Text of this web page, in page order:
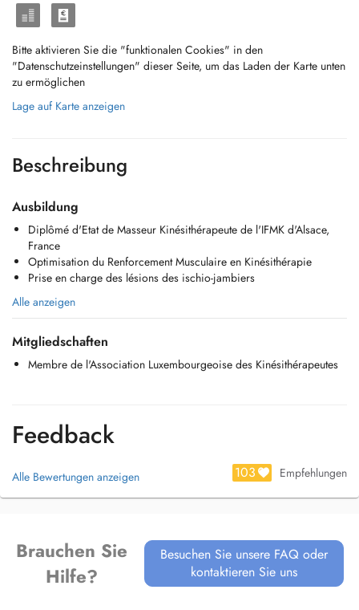
Bitte aktivieren Sie die "funktionalen Cookies" in den
"Datenschutzeinstellungen" dieser Seite, um das Laden der Karte unten
zu ermöglichen
Lage auf Karte anzeigen
Beschreibung
Ausbildung
Diplômé d'Etat de Masseur Kinésithérapeute de l'IFMK d'Alsace,
France
Optimisation du Renforcement Musculaire en Kinésithérapie
Prise en charge des lésions des ischio-jambiers
Alle anzeigen
Mitgliedschaften
Membre de l'Association Luxembourgeoise des Kinésithérapeutes
Feedback
Alle Bewertungen anzeigen 103 Empfehlungen
Brauchen Sie
Hilfe?
Besuchen Sie unsere FAQ oder
kontaktieren Sie uns